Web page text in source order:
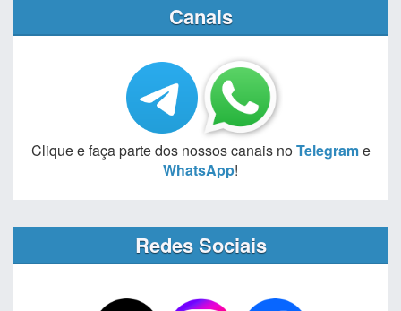
Canais
Clique e faça parte dos nossos canais noTelegrame
WhatsApp!
Redes Sociais